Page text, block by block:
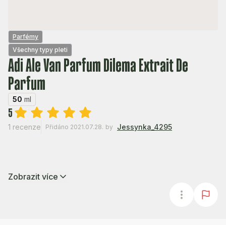
Parfémy
Všechny typy pleti
Adi Ale Van Parfum Dilema Extrait De
Parfum
50 ml
5
1 recenze Přidáno 2021.07.28. by Jessynka_4295
Zobrazit více